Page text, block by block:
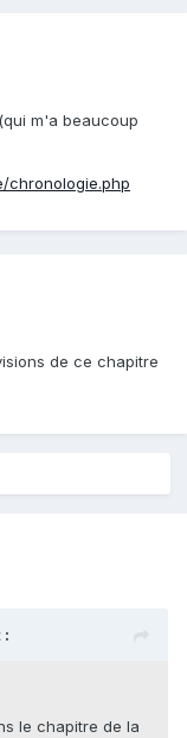
m'a beaucoup
chronologie.php
de ce chapitre
:
le chapitre de la